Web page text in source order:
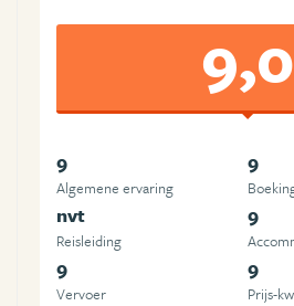
9,0
9
Algemene ervaring
9
nvt
Reisleiding
9
9
Vervoer
9
Prijs-